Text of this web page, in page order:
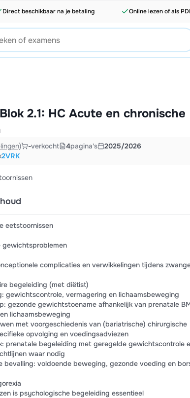
Direct beschikbaar na je betaling Online lezen of als
2.1: HC Acute en chronische
-verkocht 4pagina's
2025/2026
2VRK
eetstoornissen
gewichtsproblemen
complicaties en verwikkelingen tijdens
begeleiding (met diëtist)
gewichtscontrole, vermagering en lichaamsbeweging
gezonde gewichtstoename afhankelijk van prenatale
lichaamsbeweging
met voorgeschiedenis van (bariatrische) chirurgische
opvolging en voedingsadviezen
prenatale begeleiding met geregelde gewichtscontrole
waar nodig
bevalling: voldoende beweging, gezonde voeding en
is psychologische begeleiding essentieel